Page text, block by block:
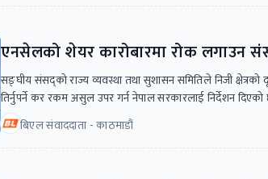
एनसेलको शेयर कारोबारमा रोक लगाउन
सङ्घीय संसद्को राज्य व्यवस्था तथा सुशासन समितिले निजी
तिर्नुपर्ने कर रकम असुल उपर गर्न नेपाल सरकारलाई निर्देशन दिएको
बिएल संवाददाता - काठमाडौं